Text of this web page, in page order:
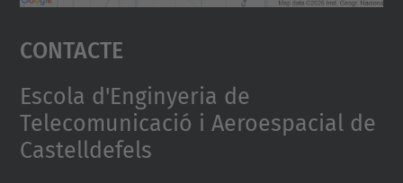
Accepta
powered by
Contacte
Escola d'Enginyeria de
Telecomunicació i Aeroespacial de
Castelldefels